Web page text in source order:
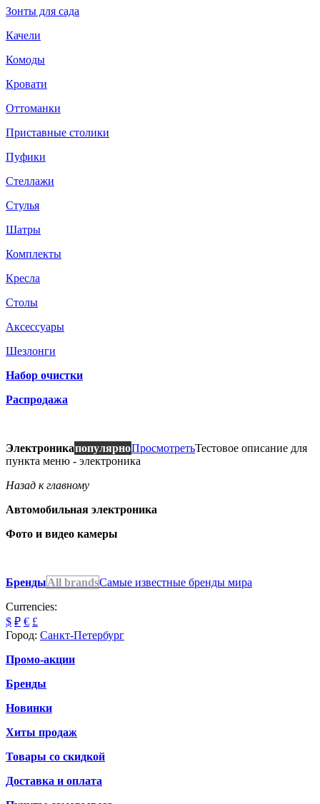
Зонты для сада
Качели
Комоды
Кровати
Оттоманки
Приставные столики
Пуфики
Стеллажи
Стулья
Шатры
Комплекты
Кресла
Столы
Аксессуары
Шезлонги
Набор очистки
Распродажа
ЭлектроникапопулярноПросмотретьТестовое описание для
пункта меню - электроника
Назад к главному
Автомобильная электроника
Фото и видео камеры
БрендыAll brandsСамые известные бренды мира
Currencies:
$ ₽ € £
Город: Санкт-Петербург
Промо-акции
Бренды
Новинки
Хиты продаж
Товары со скидкой
Доставка и оплата